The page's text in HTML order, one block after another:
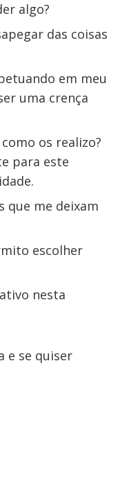
algo?
das coisas
em meu
uma crença
os realizo?
para este
que me deixam
escolher
nesta
e se quiser